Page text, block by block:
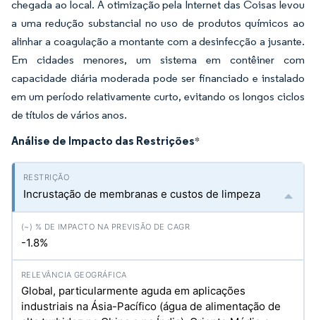
chegada ao local. A otimização pela Internet das Coisas levou
a uma redução substancial no uso de produtos químicos ao
alinhar a coagulação a montante com a desinfecção a jusante.
Em cidades menores, um sistema em contêiner com
capacidade diária moderada pode ser financiado e instalado
em um período relativamente curto, evitando os longos ciclos
de títulos de vários anos.
Análise de Impacto das Restrições*
Incrustação de membranas e custos de limpeza
-1.8%
Global, particularmente aguda em aplicações
industriais na Ásia-Pacífico (água de alimentação de